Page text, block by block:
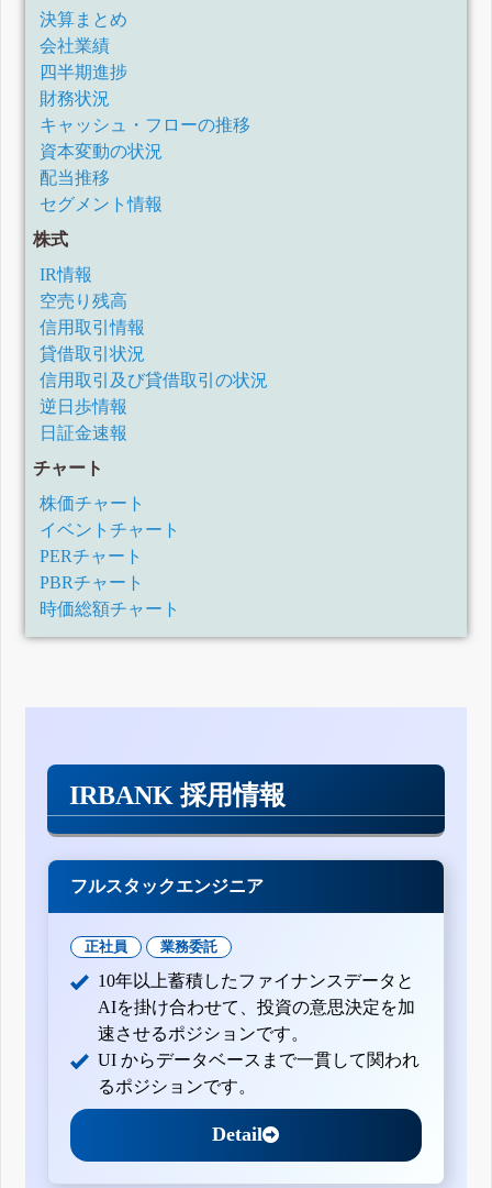
決算まとめ
会社業績
四半期進捗
財務状況
キャッシュ・フローの推移
資本変動の状況
配当推移
セグメント情報
株式
IR情報
空売り残高
信用取引情報
貸借取引状況
信用取引及び貸借取引の状況
逆日歩情報
日証金速報
チャート
株価チャート
イベントチャート
PERチャート
PBRチャート
時価総額チャート
IRBANK 採用情報
フルスタックエンジニア
正社員 業務委託
10年以上蓄積したファイナンスデータと
AIを掛け合わせて、投資の意思決定を加
速させるポジションです。
UI からデータベースまで一貫して関われ
るポジションです。
Detail